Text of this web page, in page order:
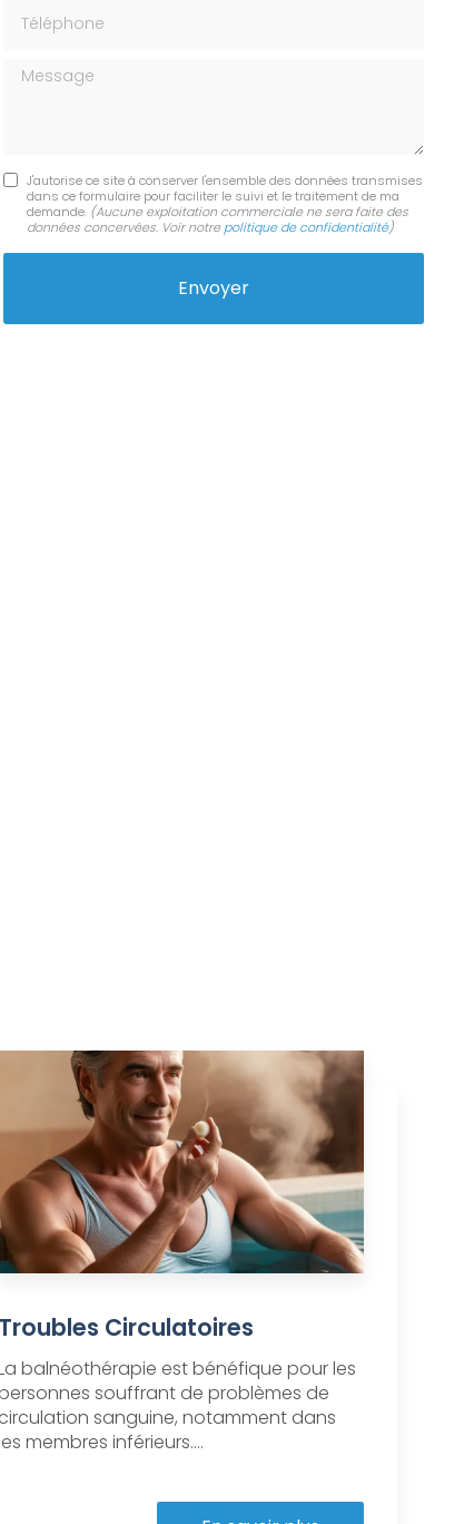
Message
J'autorise ce site à conserver l'ensemble des données transmises
dans ce formulaire pour faciliter le suivi et le traitement de ma
demande. (Aucune exploitation commerciale ne sera faite des
données concervées. Voir notre politique de confidentialité)
Troubles Circulatoires
balnéothérapie est bénéfique pour les
souffrant de problèmes de
circulation sanguine, notamment dans
membres inférieurs....